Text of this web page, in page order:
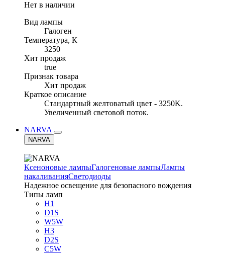
Нет в наличии
Вид лампы
Галоген
Температура, К
3250
Хит продаж
true
Признак товара
Хит продаж
Краткое описание
Стандартный желтоватый цвет - 3250K.
Увеличенный световой поток.
NARVA
NARVA
Ксеноновые лампыГалогеновые лампыЛампы
накаливанияСветодиоды
Надежное освещение для безопасного вождения
Типы ламп
H1
D1S
W5W
H3
D2S
C5W